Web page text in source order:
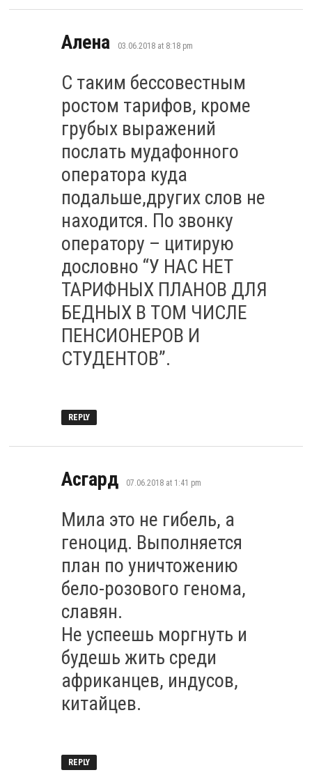
Алена says:
03.06.2018 at 8:18 pm
С таким бессовестным
ростом тарифов, кроме
грубых выражений
послать мудафонного
оператора куда
подальше,других слов не
находится. По звонку
оператору – цитирую
дословно “У НАС НЕТ
ТАРИФНЫХ ПЛАНОВ ДЛЯ
БЕДНЫХ В ТОМ ЧИСЛЕ
ПЕНСИОНЕРОВ И
СТУДЕНТОВ”.
REPLY
Асгард says:
07.06.2018 at 1:41 pm
Мила это не гибель, а
геноцид. Выполняется
план по уничтожению
бело-розового генома,
славян.
Не успеешь моргнуть и
будешь жить среди
африканцев, индусов,
китайцев.
REPLY